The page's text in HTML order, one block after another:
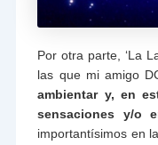
Por otra parte, ‘La
las que mi amigo
ambientar y, en
sensaciones y/o
importantísimos en